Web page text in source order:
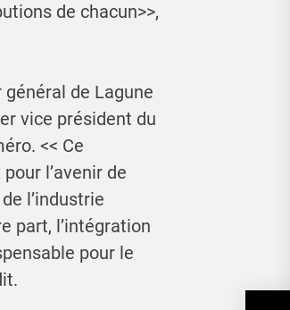
de chacun>>,
de Lagune
vice président du
<< Ce
l’avenir de
l’industrie
part, l’intégration
pour le